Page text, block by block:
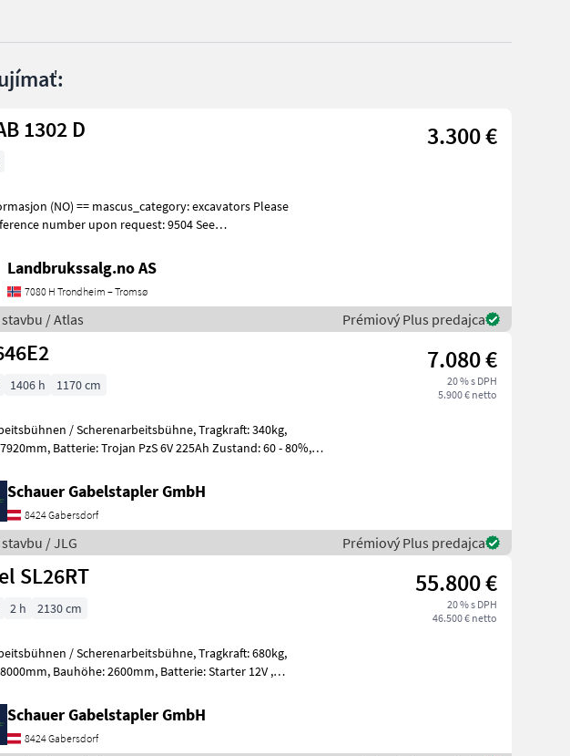
1302 D 3.300 €
mascus_category: excavators Please
number upon request: 9504 See
Landbrukssalg.no AS
7080 H Trondheim – Tromsø
/ Atlas Prémiový Plus predajca
7.080 €
20 % s DPH
5.900 € netto
1406 h 1170 cm
/ Scherenarbeitsbühne, Tragkraft: 340kg,
6V 225Ah Zustand: 60 - 80%,
Schauer Gabelstapler GmbH
8424 Gabersdorf
/ JLG Prémiový Plus predajca
SL26RT 55.800 €
20 % s DPH
46.500 € netto
2 h 2130 cm
/ Scherenarbeitsbühne, Tragkraft: 680kg,
Batterie: Starter 12V ,
Schauer Gabelstapler GmbH
8424 Gabersdorf